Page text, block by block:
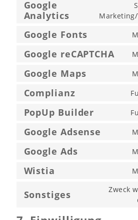
Google
Analytics
Google Fonts
Google reCAPTCHA
Google Maps
Complianz
PopUp Builder
Google Adsense
Google Ads
Wistia
Sonstiges
Zweck